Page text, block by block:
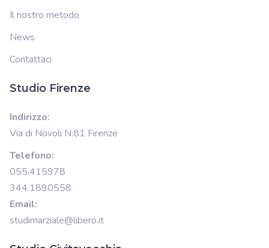
Il nostro metodo
News
Contattaci
Studio Firenze
Indirizzo:
Via di Novoli N.81 Firenze
Telefono:
055.415978
344.1890558
Email:
studimarziale@libero.it